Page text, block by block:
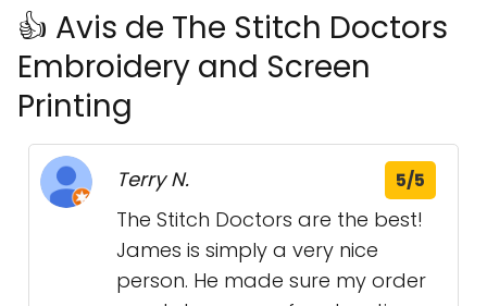
👍 Avis de The Stitch Doctors
Embroidery and Screen
Printing
Terry N. 5/5
The Stitch Doctors are the best!
James is simply a very nice
person. He made sure my order